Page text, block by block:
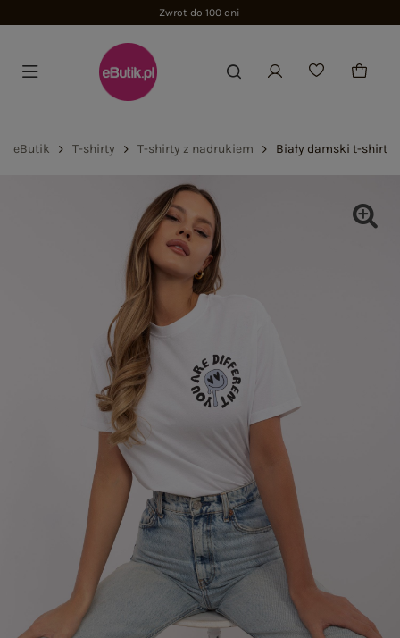
Zwrot do 100 dni
eButik T-shirty T-shirty z nadrukiem Biały damski t-shirt o